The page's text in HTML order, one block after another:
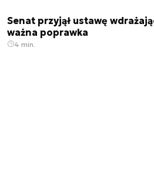
Senat przyjął ustawę
ważna poprawka
4 min.